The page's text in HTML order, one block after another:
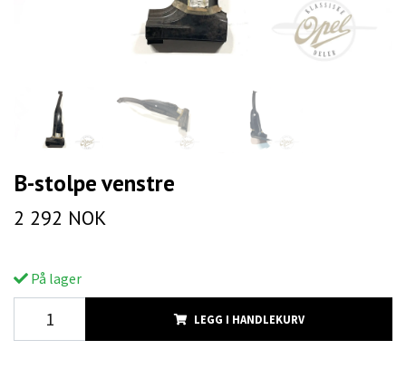
B-stolpe venstre
2 292 NOK
På lager
LEGG I HANDLEKURV